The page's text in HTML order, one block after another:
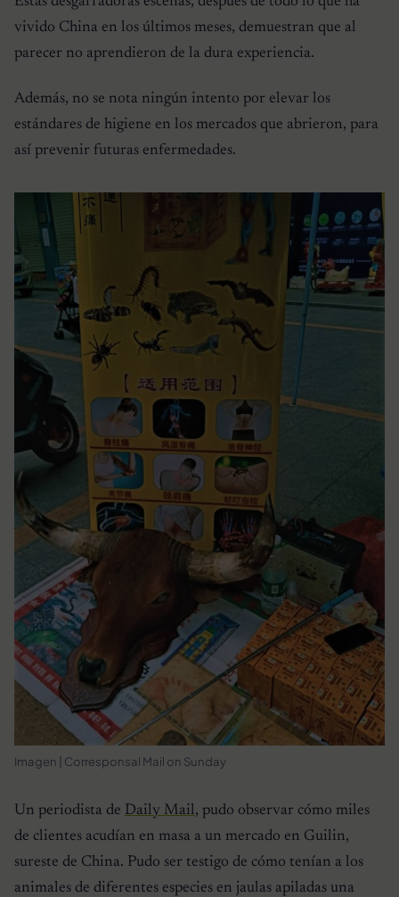
vivido China en los últimos meses, demuestran que al
parecer no aprendieron de la dura experiencia.
Además, no se nota ningún intento por elevar los
estándares de higiene en los mercados que abrieron, para
así prevenir futuras enfermedades.
Imagen | Corresponsal Mail on Sunday
Un periodista de Daily Mail, pudo observar cómo miles
de clientes acudían en masa a un mercado en Guilin,
sureste de China. Pudo ser testigo de cómo tenían a los
animales de diferentes especies en jaulas apiladas una